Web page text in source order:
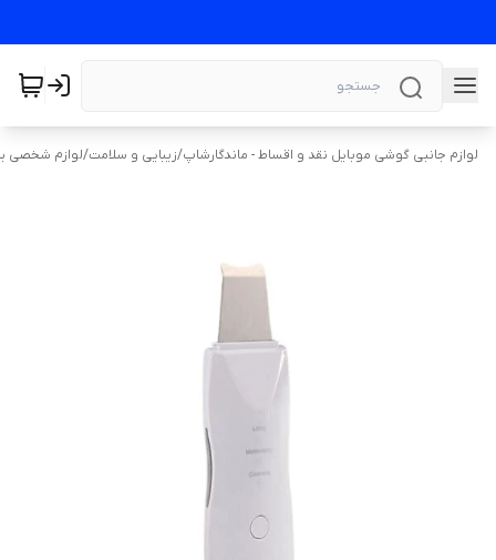
لوازم جانبی گوشی موبایل نقد و اقساط - ماندگارشاپ/زیبایی و سلامت/لوازم شخصی